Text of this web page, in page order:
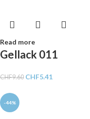
Read more
Gellack 011
CHF9.60 CHF5.41
-44%